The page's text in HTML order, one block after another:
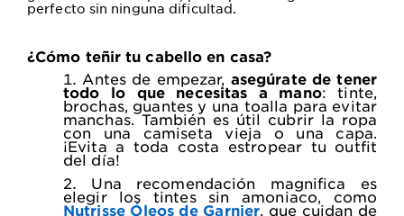
perfecto sin ninguna dificultad.
¿Cómo teñir tu cabello en casa?
Antes de empezar, asegúrate de tener
todo lo que necesitas a mano: tinte,
brochas, guantes y una toalla para evitar
manchas. También es útil cubrir la ropa
con una camiseta vieja o una capa.
¡Evita a toda costa estropear tu outfit
del día!
Una recomendación magnifica es
elegir los tintes sin amoniaco, como
Nutrisse Óleos de Garnier , que cuidan de